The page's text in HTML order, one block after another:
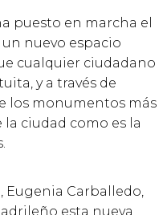
puesto en marcha el
, un nuevo espacio
cualquier ciudadano
y a través de
los monumentos más
ciudad como es la
Eugenia Carballedo,
esta nueva